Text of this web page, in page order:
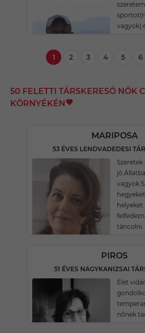
vagyok)
1 2 3 4 5 6
50 FELETTI TÁRSKERESŐ NŐK
KÖRNYÉKÉN
MARIPOSA
53 ÉVES LENDVADEDESI
helyeket
táncolni.
PIROS
51 ÉVES NAGYKANIZSAI
Élet
nőnek